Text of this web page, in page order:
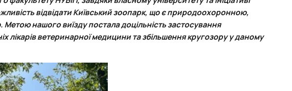
вченою радою факультет…
Вступ 2018 рік
відвідати Київський зоопарк, що є природоохоронною,
нашого виїзду постала доцільність застосування
лікарів ветеринарної медицини та збільшення кругозору у даному